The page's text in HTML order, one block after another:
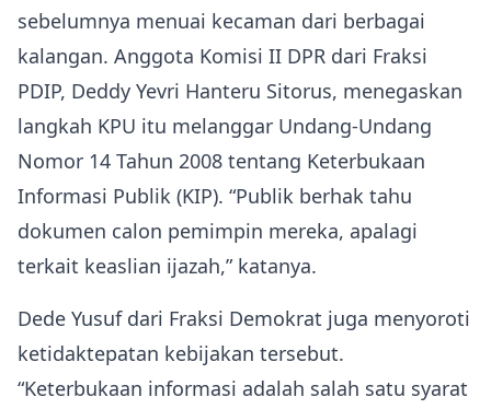
sebelumnya menuai kecaman dari berbagai
kalangan. Anggota Komisi II DPR dari Fraksi
PDIP, Deddy Yevri Hanteru Sitorus, menegaskan
langkah KPU itu melanggar Undang-Undang
Nomor 14 Tahun 2008 tentang Keterbukaan
Informasi Publik (KIP). “Publik berhak tahu
dokumen calon pemimpin mereka, apalagi
terkait keaslian ijazah,” katanya.
Dede Yusuf dari Fraksi Demokrat juga menyoroti
ketidaktepatan kebijakan tersebut.
“Keterbukaan informasi adalah salah satu syarat